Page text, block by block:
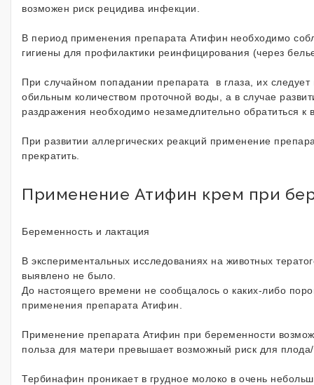
возможен риск рецидива инфекции.
В период применения препарата Атифин необходимо
гигиены для профилактики реинфицирования (через
При случайном попадании препарата в глаза, их
обильным количеством проточной воды, а в случае
раздражения необходимо незамедлительно обратиться к
При развитии аллергических реакций применение
прекратить.
Применение Атифин крем при
Беременность и лактация
В экспериментальных исследованиях на животных
выявлено не было.
До настоящего времени не сообщалось о каких-либо
применения препарата Атифин.
Применение препарата Атифин при беременности
польза для матери превышает возможный риск для
Тербинафин проникает в грудное молоко в очень